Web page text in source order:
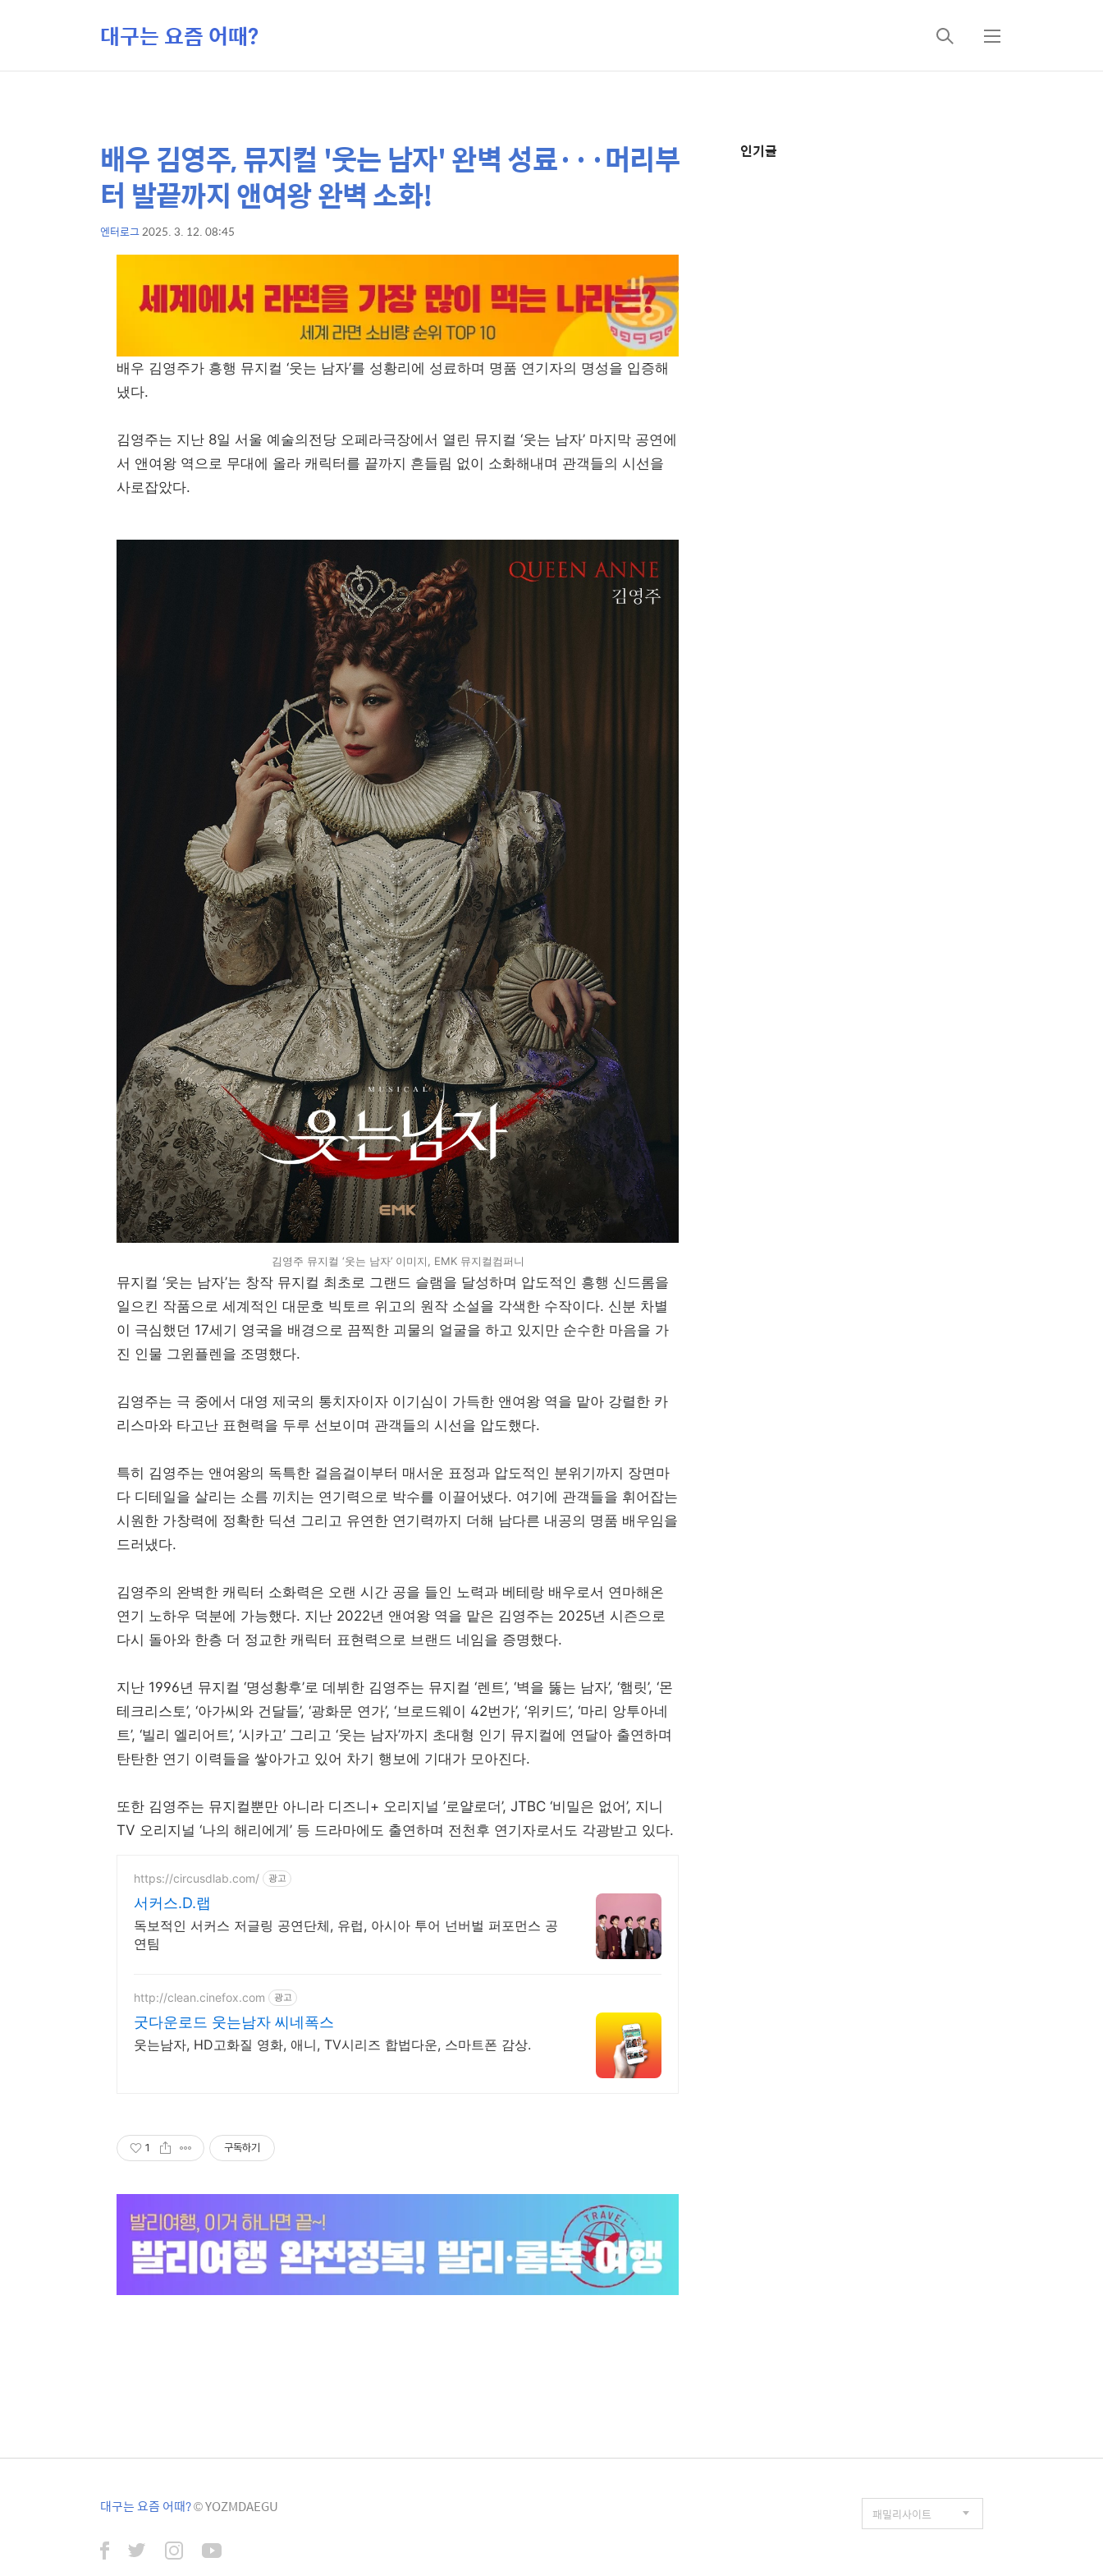
대구는 요즘 어때?
검
메
상
컨
텐
본
문
제
배우 김영주, 뮤지컬 '웃는 남자' 완벽 성료···머리부
터 발끝까지 앤여왕 완벽 소화!
엔터로그2025. 3. 12. 08:45
배우 김영주가 흥행 뮤지컬 ‘웃는 남자’를 성황리에 성료하며 명품 연기자의 명성을 입증해
냈다.
김영주는 지난 8일 서울 예술의전당 오페라극장에서 열린 뮤지컬 ‘웃는 남자’ 마지막 공연에
서 앤여왕 역으로 무대에 올라 캐릭터를 끝까지 흔들림 없이 소화해내며 관객들의 시선을
사로잡았다.
김영주 뮤지컬 ‘웃는 남자’ 이미지, EMK 뮤지컬컴퍼니
뮤지컬 ‘웃는 남자’는 창작 뮤지컬 최초로 그랜드 슬램을 달성하며 압도적인 흥행 신드롬을
일으킨 작품으로 세계적인 대문호 빅토르 위고의 원작 소설을 각색한 수작이다. 신분 차별
이 극심했던 17세기 영국을 배경으로 끔찍한 괴물의 얼굴을 하고 있지만 순수한 마음을 가
진 인물 그윈플렌을 조명했다.
김영주는 극 중에서 대영 제국의 통치자이자 이기심이 가득한 앤여왕 역을 맡아 강렬한 카
리스마와 타고난 표현력을 두루 선보이며 관객들의 시선을 압도했다.
특히 김영주는 앤여왕의 독특한 걸음걸이부터 매서운 표정과 압도적인 분위기까지 장면마
다 디테일을 살리는 소름 끼치는 연기력으로 박수를 이끌어냈다. 여기에 관객들을 휘어잡는
시원한 가창력에 정확한 딕션 그리고 유연한 연기력까지 더해 남다른 내공의 명품 배우임을
드러냈다.
김영주의 완벽한 캐릭터 소화력은 오랜 시간 공을 들인 노력과 베테랑 배우로서 연마해온
연기 노하우 덕분에 가능했다. 지난 2022년 앤여왕 역을 맡은 김영주는 2025년 시즌으로
다시 돌아와 한층 더 정교한 캐릭터 표현력으로 브랜드 네임을 증명했다.
지난 1996년 뮤지컬 ‘명성황후’로 데뷔한 김영주는 뮤지컬 ‘렌트’, ‘벽을 뚫는 남자’, ‘햄릿’, ‘몬
테크리스토’, ‘아가씨와 건달들’, ‘광화문 연가’, ‘브로드웨이 42번가’, ‘위키드’, ‘마리 앙투아네
트’, ‘빌리 엘리어트’, ‘시카고’ 그리고 ‘웃는 남자’까지 초대형 인기 뮤지컬에 연달아 출연하며
탄탄한 연기 이력들을 쌓아가고 있어 차기 행보에 기대가 모아진다.
또한 김영주는 뮤지컬뿐만 아니라 디즈니+ 오리지널 ’로얄로더’, JTBC ‘비밀은 없어’, 지니
TV 오리지널 ‘나의 해리에게’ 등 드라마에도 출연하며 전천후 연기자로서도 각광받고 있다.
https://circusdlab.com/ 광고
서커스.D.랩
독보적인 서커스 저글링 공연단체, 유럽, 아시아 투어 넌버벌 퍼포먼스 공
연팀
http://clean.cinefox.com 광고
굿다운로드 웃는남자 씨네폭스
웃는남자, HD고화질 영화, 애니, TV시리즈 합법다운, 스마트폰 감상.
1 구독하기
추
인기글
대구는 요즘 어때?© YOZMDAEGU